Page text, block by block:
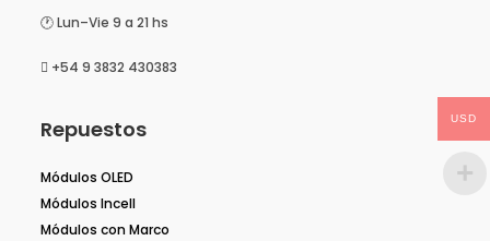
🕐 Lun–Vie 9 a 21 hs
+54 9 3832 430383
Repuestos
Módulos OLED
Módulos Incell
Módulos con Marco
USD